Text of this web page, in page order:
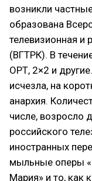
возникли
образована
телевизионная и
(ВГТРК). В
ОРТ, 2×2 и
исчезла, на
анархия.
числе, возросло
российского
иностранных
мыльные оперы
Мария» и то, как